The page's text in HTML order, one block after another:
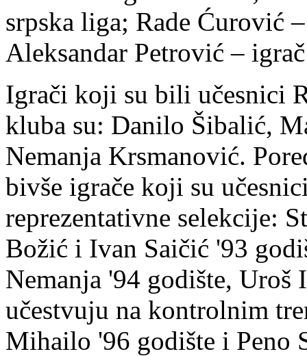
srpska liga; Rade Ćurović
Aleksandar Petrović –
Igrači koji su bili učesnici
kluba su: Danilo Šibalić,
Nemanja Krsmanović.
bivše igrače koji su
reprezentativne selekcije:
Božić i Ivan Saičić '93
Nemanja '94 godište,
učestvuju na kontrolnim
Mihailo '96 godište i Peno